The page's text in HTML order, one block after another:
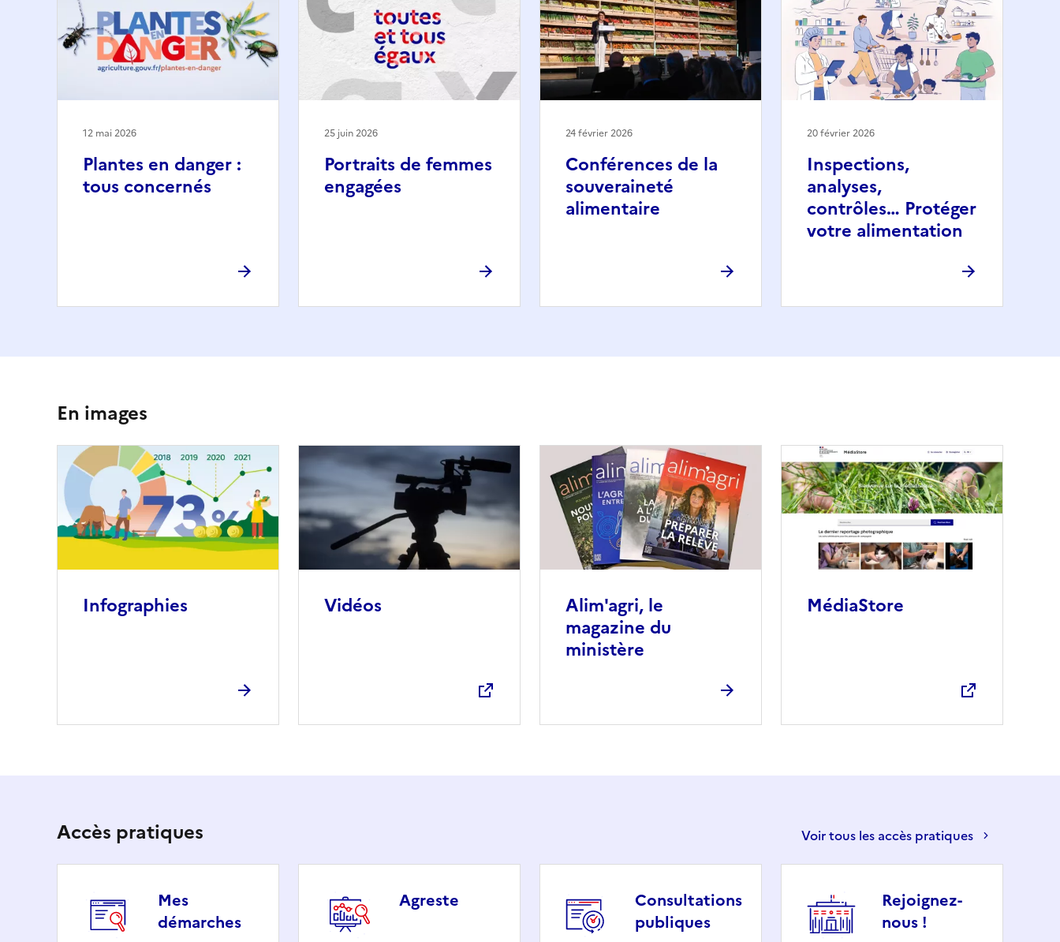
Plantes en danger :
tous concernés
12 mai 2026
Portraits de femmes
engagées
25 juin 2026
Conférences de la
souveraineté
alimentaire
24 février 2026
Inspections,
analyses,
contrôles… Protéger
votre alimentation
20 février 2026
En images
Infographies Vidéos
Alim'agri, le
magazine du
ministère
MédiaStore
Accès pratiques
Mes
démarches
Agreste
Consultations
publiques
Rejoignez-
nous !
Voir tous les accès pratiques